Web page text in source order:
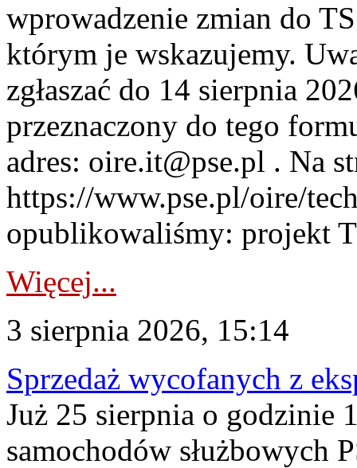
wprowadzenie zmian do
którym je wskazujemy.
zgłaszać do 14 sierpnia
przeznaczony do tego
adres: oire.it@pse.pl . Na
https://www.pse.pl/oire/
opublikowaliśmy: projekt
Więcej...
3 sierpnia 2026, 15:14
Sprzedaż wycofanych z
Już 25 sierpnia o godzinie
samochodów służbowych